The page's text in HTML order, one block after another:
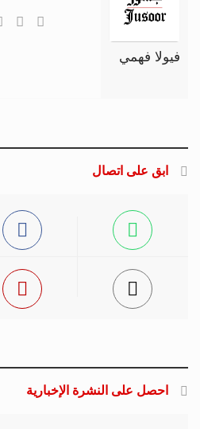
فيولا فهمي
ابق على اتصال
احصل على النشرة الإخبارية